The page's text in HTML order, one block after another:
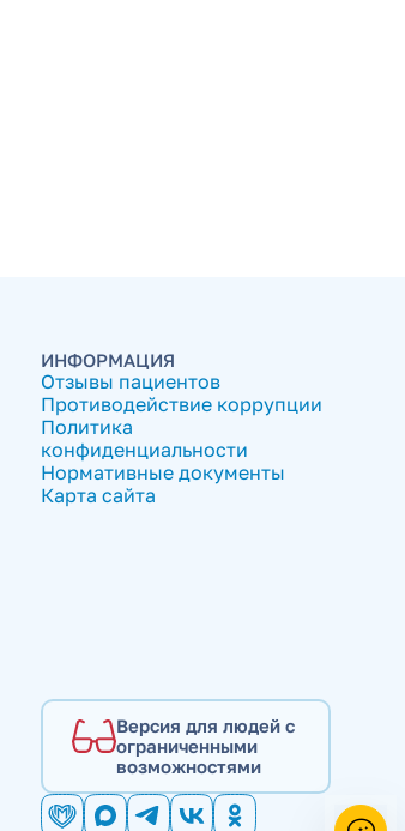
ИНФОРМАЦИЯ
Отзывы пациентов
Противодействие коррупции
Политика
конфиденциальности
Нормативные документы
Карта сайта
Версия для людей с
ограниченными
возможностями